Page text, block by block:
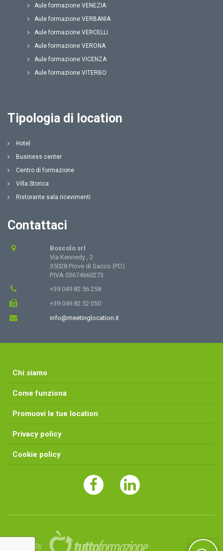
Aule formazione VENEZIA
Aule formazione VERBANIA
Aule formazione VERCELLI
Aule formazione VERONA
Aule formazione VICENZA
Aule formazione VITERBO
Tipologia di location
Hotel
Business center
Centro di formazione
Villa Storica
Ristorante sala ricevimenti
Contattaci
Boscolo srl
Via Kennedy , 2
35028 Piove di Sacco (PD)
P.IVA 03674660273
+39 049 82 56 258
+39 049 82 52 050
info@meetinglocation.it
Chi siamo
Come funziona
Promuovi le tue location
Privacy policy
Cookie policy